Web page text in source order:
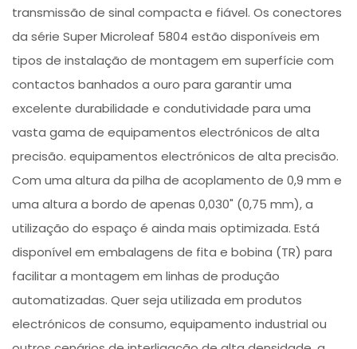
transmissão de sinal compacta e fiável. Os conectores
da série Super Microleaf 5804 estão disponíveis em
tipos de instalação de montagem em superfície com
contactos banhados a ouro para garantir uma
excelente durabilidade e condutividade para uma
vasta gama de equipamentos electrónicos de alta
precisão. equipamentos electrónicos de alta precisão.
Com uma altura da pilha de acoplamento de 0,9 mm e
uma altura a bordo de apenas 0,030" (0,75 mm), a
utilização do espaço é ainda mais optimizada. Está
disponível em embalagens de fita e bobina (TR) para
facilitar a montagem em linhas de produção
automatizadas. Quer seja utilizada em produtos
electrónicos de consumo, equipamento industrial ou